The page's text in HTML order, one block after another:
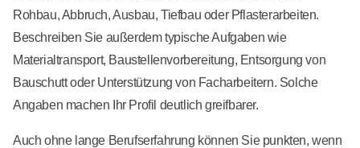
Rohbau, Abbruch, Ausbau, Tiefbau oder Pflasterarbeiten.
Beschreiben Sie außerdem typische Aufgaben wie
Materialtransport, Baustellenvorbereitung, Entsorgung von
Bauschutt oder Unterstützung von Facharbeitern. Solche
Angaben machen Ihr Profil deutlich greifbarer.
Auch ohne lange Berufserfahrung können Sie punkten, wenn